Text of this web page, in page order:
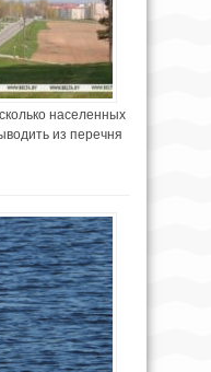
населенных
из перечня